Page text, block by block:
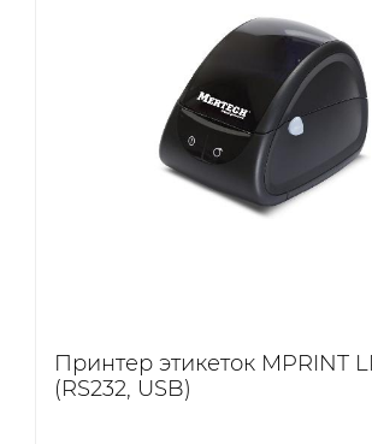
Принтер этикеток MPRINT
(RS232, USB)